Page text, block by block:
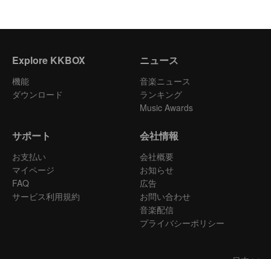
Explore KKBOX
機能
ダウンロード
ニュース
音楽ニュース
ランキング
Music Awards
サポート
お支払い
マイページ
FAQ
サービス利用規約
会社情報
会社概要
お知らせ
広告
お問い合わせ
音楽配信
プライバシーポリシー